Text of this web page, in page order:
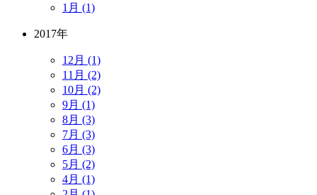
1月 (1)
2017年
12月 (1)
11月 (2)
10月 (2)
9月 (1)
8月 (3)
7月 (3)
6月 (3)
5月 (2)
4月 (1)